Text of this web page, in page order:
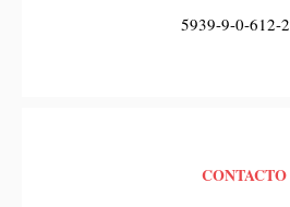
5939-9-0-612-
CONTACTO